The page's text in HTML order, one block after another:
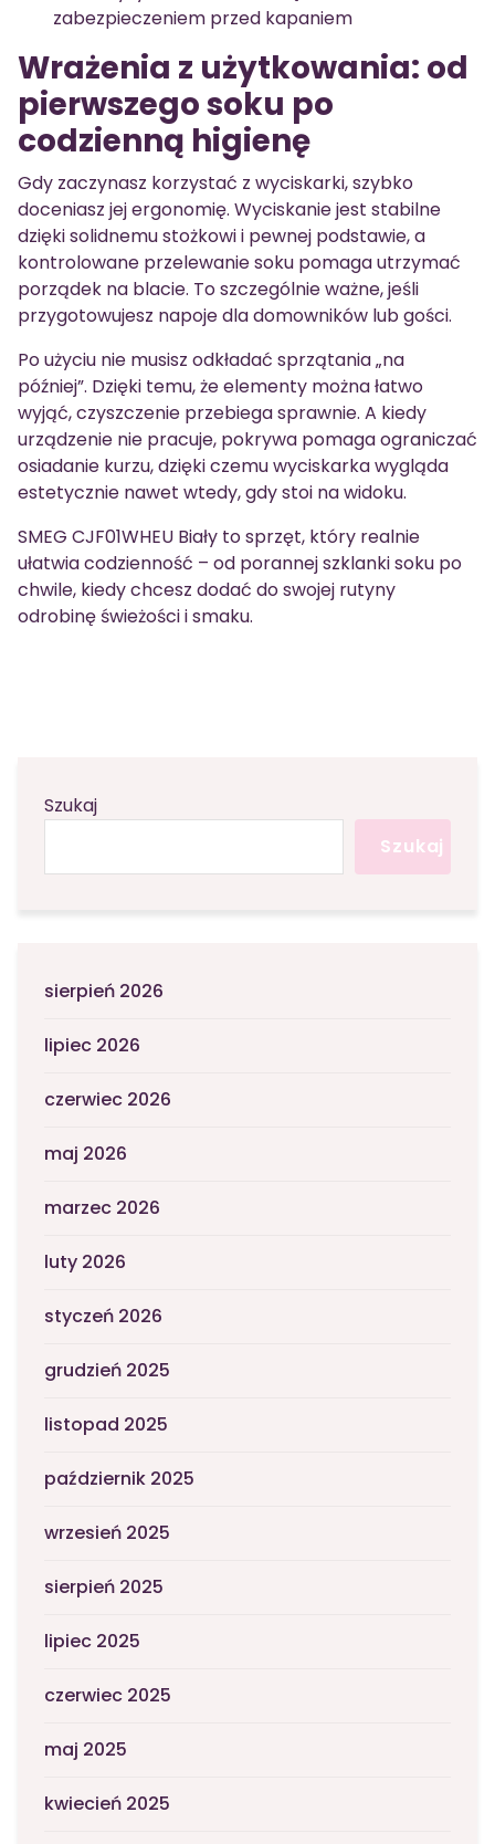
zabezpieczeniem przed kapaniem
Wrażenia z użytkowania: od
pierwszego soku po
codzienną higienę
Gdy zaczynasz korzystać z wyciskarki, szybko
doceniasz jej ergonomię. Wyciskanie jest stabilne
dzięki solidnemu stożkowi i pewnej podstawie, a
kontrolowane przelewanie soku pomaga utrzymać
porządek na blacie. To szczególnie ważne, jeśli
przygotowujesz napoje dla domowników lub gości.
Po użyciu nie musisz odkładać sprzątania „na
później”. Dzięki temu, że elementy można łatwo
wyjąć, czyszczenie przebiega sprawnie. A kiedy
urządzenie nie pracuje, pokrywa pomaga ograniczać
osiadanie kurzu, dzięki czemu wyciskarka wygląda
estetycznie nawet wtedy, gdy stoi na widoku.
SMEG CJF01WHEU Biały to sprzęt, który realnie
ułatwia codzienność – od porannej szklanki soku po
chwile, kiedy chcesz dodać do swojej rutyny
odrobinę świeżości i smaku.
Szukaj
Szukaj
sierpień 2026
lipiec 2026
czerwiec 2026
maj 2026
marzec 2026
luty 2026
styczeń 2026
grudzień 2025
listopad 2025
październik 2025
wrzesień 2025
sierpień 2025
lipiec 2025
czerwiec 2025
maj 2025
kwiecień 2025